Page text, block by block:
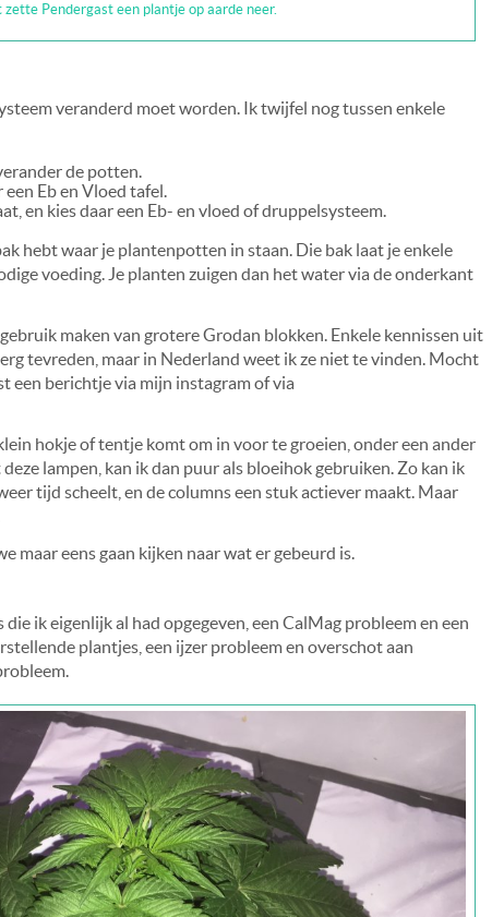
zette Pendergast een plantje op aarde neer.
veranderd moet worden. Ik twijfel nog tussen enkele
de potten.
Eb en Vloed tafel.
en kies daar een Eb- en vloed of druppelsysteem.
hebt waar je plantenpotten in staan. Die bak laat je enkele
voeding. Je planten zuigen dan het water via de onderkant
maken van grotere Grodan blokken. Enkele kennissen uit
tevreden, maar in Nederland weet ik ze niet te vinden. Mocht
een berichtje via mijn instagram of via
hokje of tentje komt om in voor te groeien, onder een ander
lampen, kan ik dan puur als bloeihok gebruiken. Zo kan ik
tijd scheelt, en de columns een stuk actiever maakt. Maar
maar eens gaan kijken naar wat er gebeurd is.
ik eigenlijk al had opgegeven, een CalMag probleem en een
plantjes, een ijzer probleem en overschot aan